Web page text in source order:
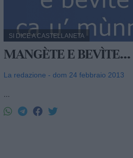
SI DICE A CASTELLANETA
MANGÈTE E BEVÌTE...
La redazione - dom 24 febbraio 2013
...